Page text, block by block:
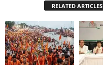
RELATED ARTICLES